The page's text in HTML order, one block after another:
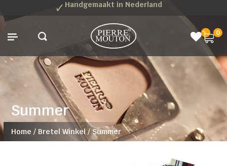
✓ Handgemaakt in Nederland
0
Summer
Home / Bretel Winkel / Summer